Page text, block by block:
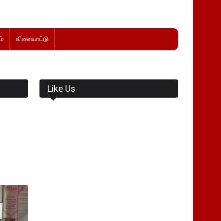
விளையாட்டு
Like Us